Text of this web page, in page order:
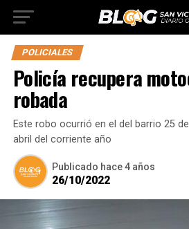
POLICIALES
Policía recupera
robada
Este robo ocurrió en el del barrio 25
abril del corriente año
Publicado hace 4 años
26/10/2022